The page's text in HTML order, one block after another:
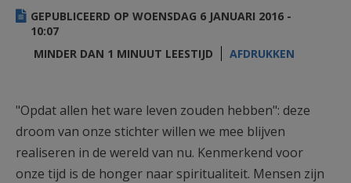
AANMELDEN OF REGISTREREN
GEPUBLICEERD OP WOENSDAG 6 JANUARI 2016 -
10:07
MINDER DAN 1 MINUUT LEESTIJD
AFDRUKKEN
"Opdat allen het ware leven zouden hebben": deze
droom van onze stichter willen we mee blijven
realiseren in de wereld van nu. Kenmerkend voor
onze tijd is de honger naar spiritualiteit. Mensen zijn